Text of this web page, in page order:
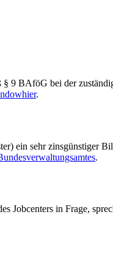
9 BAföG bei der
hier.
ein sehr
.
Jobcenters in Frage,